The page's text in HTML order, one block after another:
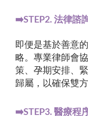
➡️STEP2. 法律諮
即便是基於善意
略。專業律師會
策、孕期安排、
歸屬，以確保雙
➡️STEP3. 醫療程